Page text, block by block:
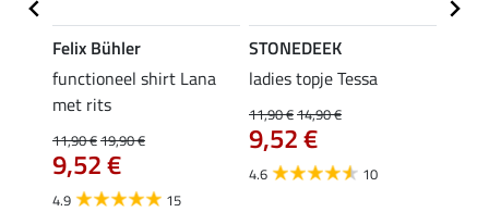
Felix Bühler
functioneel shirt Lana
met rits
11,90 €19,90 €
9,52 €
4.9 15
STONEDEEK
ladies topje Tessa
11,90 €14,90 €
9,52 €
4.6 10